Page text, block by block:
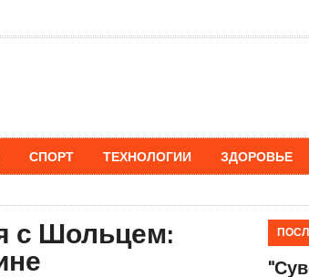
СПОРТ ТЕХНОЛОГИИ ЗДОРОВЬЕ
с Шольцем: